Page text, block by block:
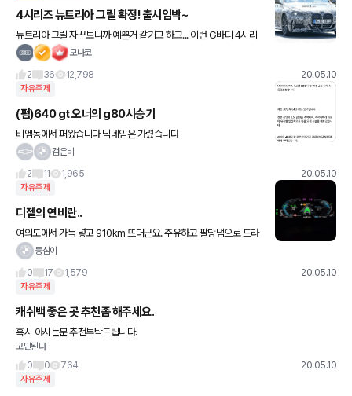
4시리즈 뉴트리아 그릴 확정! 출시임박~
뉴트리아 그릴 자꾸보니까 예쁜거 같기고 하고... 이번 G바디 4시리
즈는 쿠페, 컨버터블, 그란쿠페, M4 순으로 출시한다고 합니다. 제 개
모나코
2
36 12,798 20.05.10
자유주제
(펌)640 gt 오너의 g80시승기
비엠동에서 퍼왔습니다 닉네임은 가렸습니다
검은비
2
11 1,965 20.05.10
자유주제
디젤의 연비란..
여의도에서 가득 넣고 910km 뜨더군요. 주유하고 팔당댐으로 드라
이브갔다가 돌아오는 길인데 1030km로 늘어나는 매직.. 길들이기
동삼이
0
17 1,579 20.05.10
자유주제
캐쉬백 좋은 곳 추천좀 해주세요.
혹시 아시는분 추천부탁드립니다.
고민된다
0
0 764 20.05.10
자유주제